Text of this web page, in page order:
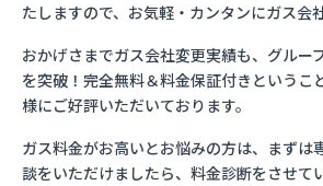
たしますので、お気軽・カンタンにガス会
おかげさまでガス会社変更実績も、グルー
を突破！完全無料＆料金保証付きというこ
様にご好評いただいております。
ガス料金がお高いとお悩みの方は、まずは
談をいただけましたら、料金診断をさせて